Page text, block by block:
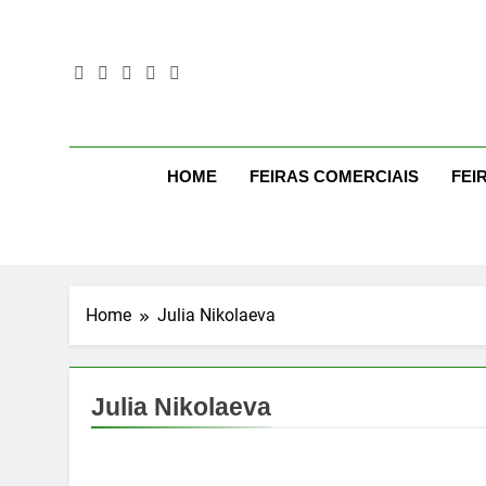
HOME FEIRAS COMERCIAIS
Home Julia Nikolaeva
Julia Nikolaeva